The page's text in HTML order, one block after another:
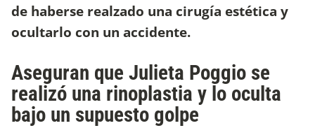
de haberse realzado una cirugía estética y
ocultarlo con un accidente.
Aseguran que Julieta Poggio se
realizó una rinoplastia y lo oculta
bajo un supuesto golpe